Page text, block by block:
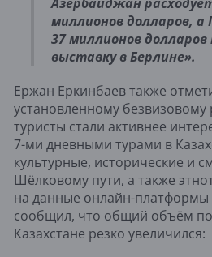
миллионов долларов, а
37 миллионов
выставку в Берлине».
Ержан Еркинбаев также
установленному безвизовому
туристы стали активнее
7-ми дневными турами в
культурные, исторические и
Шёлковому пути, а также
на данные онлайн-платформы
сообщил, что общий объём
Казахстане резко увеличился: